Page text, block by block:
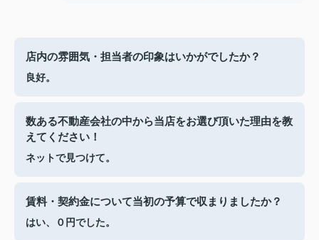
店内の雰囲気・担当者の印象はいかがでしたか？
良好。
数ある不動産会社の中から当店をお選び頂いた理由を教
えてください！
ネットで見つけて。
賃料・契約金について当初の予算で収まりましたか？
はい、０円でした。